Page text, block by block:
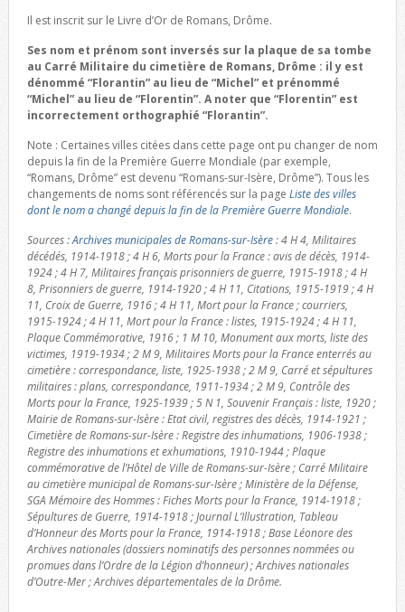
Il est inscrit sur le Livre d’Or de Romans, Drôme.
Ses nom et prénom sont inversés sur la plaque de sa tombe
au Carré Militaire du cimetière de Romans, Drôme : il y est
dénommé “Florantin” au lieu de “Michel” et prénommé
“Michel” au lieu de “Florentin”. A noter que “Florentin” est
incorrectement orthographié “Florantin”.
Note : Certaines villes citées dans cette page ont pu changer de nom
depuis la fin de la Première Guerre Mondiale (par exemple,
“Romans, Drôme” est devenu “Romans-sur-Isère, Drôme”). Tous les
changements de noms sont référencés sur la page Liste des villes
dont le nom a changé depuis la fin de la Première Guerre Mondiale.
Sources :Archives municipales de Romans-sur-Isère: 4 H 4, Militaires
décédés, 1914-1918 ; 4 H 6, Morts pour la France : avis de décès, 1914-
1924 ; 4 H 7, Militaires français prisonniers de guerre, 1915-1918 ; 4 H
8, Prisonniers de guerre, 1914-1920 ; 4 H 11, Citations, 1915-1919 ; 4 H
11, Croix de Guerre, 1916 ; 4 H 11, Mort pour la France ; courriers,
1915-1924 ; 4 H 11, Mort pour la France : listes, 1915-1924 ; 4 H 11,
Plaque Commémorative, 1916 ; 1 M 10, Monument aux morts, liste des
victimes, 1919-1934 ; 2 M 9, Militaires Morts pour la France enterrés au
cimetière : correspondance, liste, 1925-1938 ; 2 M 9, Carré et sépultures
militaires : plans, correspondance, 1911-1934 ; 2 M 9, Contrôle des
Morts pour la France, 1925-1939 ; 5 N 1, Souvenir Français : liste, 1920 ;
Mairie de Romans-sur-Isère : Etat civil, registres des décès, 1914-1921 ;
Cimetière de Romans-sur-Isère : Registre des inhumations, 1906-1938 ;
Registre des inhumations et exhumations, 1910-1944 ; Plaque
commémorative de l’Hôtel de Ville de Romans-sur-Isère ; Carré Militaire
au cimetière municipal de Romans-sur-Isère ; Ministère de la Défense,
SGA Mémoire des Hommes : Fiches Morts pour la France, 1914-1918 ;
Sépultures de Guerre, 1914-1918 ; Journal L’Illustration, Tableau
d’Honneur des Morts pour la France, 1914-1918 ; Base Léonore des
Archives nationales (dossiers nominatifs des personnes nommées ou
promues dans l’Ordre de la Légion d’honneur) ; Archives nationales
d’Outre-Mer ; Archives départementales de la Drôme.